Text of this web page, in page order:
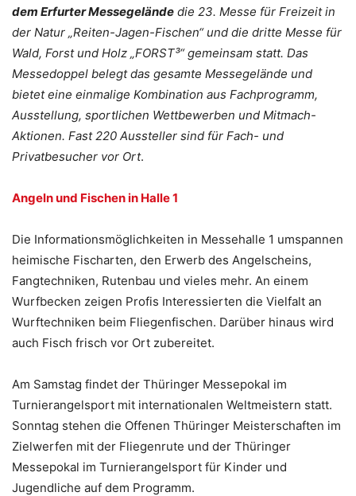
dem Erfurter Messegelände die 23. Messe für Freizeit in
der Natur „Reiten-Jagen-Fischen“ und die dritte Messe für
Wald, Forst und Holz „FORST³“ gemeinsam statt. Das
Messedoppel belegt das gesamte Messegelände und
bietet eine einmalige Kombination aus Fachprogramm,
Ausstellung, sportlichen Wettbewerben und Mitmach-
Aktionen. Fast 220 Aussteller sind für Fach- und
Privatbesucher vor Ort.
Angeln und Fischen in Halle 1
Die Informationsmöglichkeiten in Messehalle 1 umspannen
heimische Fischarten, den Erwerb des Angelscheins,
Fangtechniken, Rutenbau und vieles mehr. An einem
Wurfbecken zeigen Profis Interessierten die Vielfalt an
Wurftechniken beim Fliegenfischen. Darüber hinaus wird
auch Fisch frisch vor Ort zubereitet.
Am Samstag findet der Thüringer Messepokal im
Turnierangelsport mit internationalen Weltmeistern statt.
Sonntag stehen die Offenen Thüringer Meisterschaften im
Zielwerfen mit der Fliegenrute und der Thüringer
Messepokal im Turnierangelsport für Kinder und
Jugendliche auf dem Programm.